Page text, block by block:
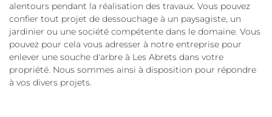
alentours pendant la réalisation des travaux. Vous pouvez
confier tout projet de dessouchage à un paysagiste, un
jardinier ou une société compétente dans le domaine. Vous
pouvez pour cela vous adresser à notre entreprise pour
enlever une souche d'arbre à Les Abrets dans votre
propriété. Nous sommes ainsi à disposition pour répondre
à vos divers projets.